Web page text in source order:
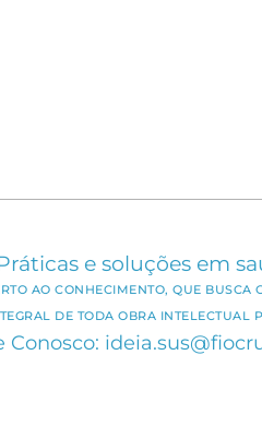
e soluções em
AO CONHECIMENTO, QUE
DE TODA OBRA INTELECTUAL
Conosco: